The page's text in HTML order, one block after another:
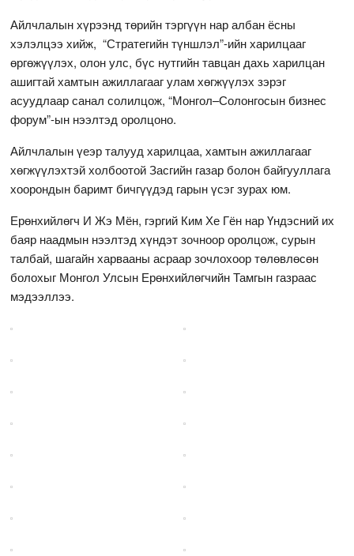
Айлчлалын хүрээнд төрийн тэргүүн нар албан ёсны
хэлэлцээ хийж, “Стратегийн түншлэл”-ийн харилцааг
өргөжүүлэх, олон улс, бүс нутгийн тавцан дахь харилцан
ашигтай хамтын ажиллагааг улам хөгжүүлэх зэрэг
асуудлаар санал солилцож, “Монгол–Солонгосын бизнес
форум”-ын нээлтэд оролцоно.
Айлчлалын үеэр талууд харилцаа, хамтын ажиллагааг
хөгжүүлэхтэй холбоотой Засгийн газар болон байгууллага
хоорондын баримт бичгүүдэд гарын үсэг зурах юм.
Ерөнхийлөгч И Жэ Мён, гэргий Ким Хе Гён нар Үндэсний их
баяр наадмын нээлтэд хүндэт зочноор оролцож, сурын
талбай, шагайн харвааны асраар зочлохоор төлөвлөсөн
болохыг Монгол Улсын Ерөнхийлөгчийн Тамгын газраас
мэдээллээ.